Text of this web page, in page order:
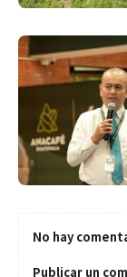
No hay
Publicar un